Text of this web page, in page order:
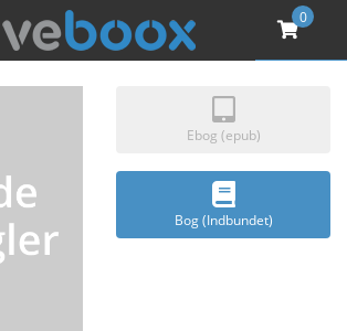
0
Ebog (epub)
Bog (Indbundet)